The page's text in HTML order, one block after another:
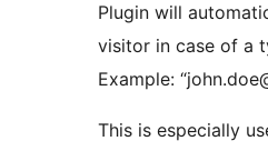
Plugin will
visitor in case of a
Example:
This is especially